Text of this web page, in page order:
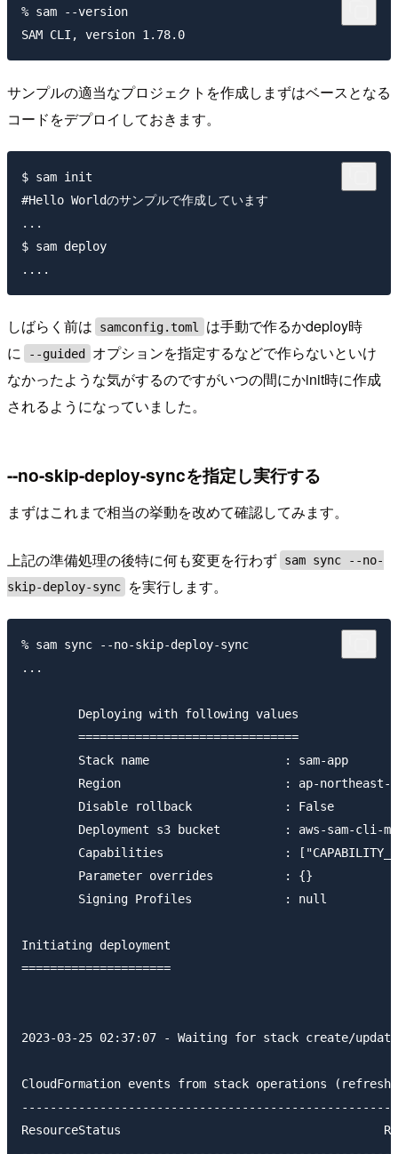
% sam --version
サンプルの適当なプロジェクトを作成しまずはベースとなる
コードをデプロイしておきます。
$ sam init
#Hello Worldのサンプルで作成しています
...
$ sam deploy
しばらく前は samconfig.toml
は手動で作るかdeploy時
に
--guided オプションを指定するなどで作らないといけ
なかったような気がするのですがいつの間にかinit時に作成
されるようになっていました。
--no-skip-deploy-syncを指定し実行する
まずはこれまで相当の挙動を改めて確認してみます。
上記の準備処理の後特に何も変更を行わず sam sync --no-
skip-deploy-sync
を実行します。
% sam sync --no-skip-deploy-sync
...
Initiating deployment
=====================
2023-03-25 02:37:07 - Waiting for stack create/
CloudFormation events from stack operations (refresh
ResourceStatus